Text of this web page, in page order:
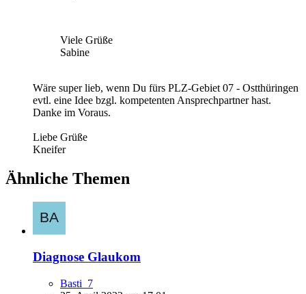
Viele Grüße
Sabine
Wäre super lieb, wenn Du fürs PLZ-Gebiet 07 - Ostthüringen
evtl. eine Idee bzgl. kompetenten Ansprechpartner hast.
Danke im Voraus.
Liebe Grüße
Kneifer
Ähnliche Themen
Diagnose Glaukom
Basti_7